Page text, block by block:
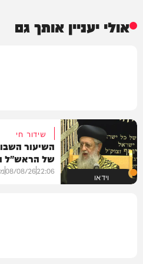
אולי יעניין אותך גם
וידאו
שידור חי
השיעור
של הראש"ל
22:06
08/08/26